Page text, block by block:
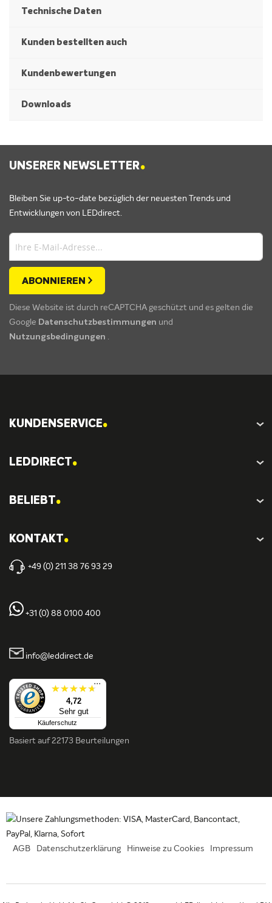
Technische Daten
Kunden bestellten auch
Kundenbewertungen
Downloads
UNSERER NEWSLETTER.
Bleiben Sie up-to-date bezüglich der neuesten Trends und
Entwicklungen von LEDdirect.
ABONNIEREN
Diese Website ist durch reCAPTCHA geschützt und es gelten die
Google Datenschutzbestimmungen und
Nutzungsbedingungen .
KUNDENSERVICE.
LEDDIRECT.
BELIEBT.
KONTAKT.
+49 (0) 211 38 76 93 29
+31 (0) 88 0100 400
info@leddirect.de
4,72
Sehr gut
...
Käuferschutz
Basiert auf22173 Beurteilungen
AGB Datenschutzerklärung Hinweise zu Cookies Impressum